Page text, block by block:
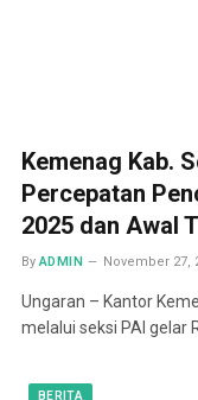
Kemenag Kab.
Percepatan
2025 dan Awal
By ADMIN November 27,
Ungaran – Kantor
melalui seksi PAI gelar
BERITA